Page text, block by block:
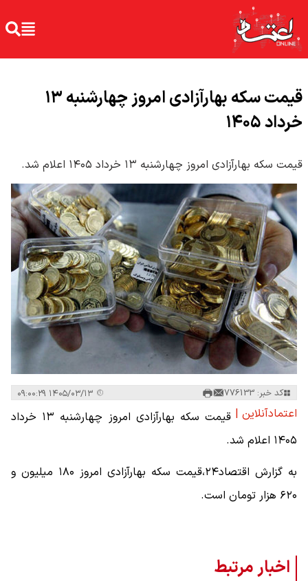
قیمت سکه بهارآزادی امروز چهارشنبه ۱۳
خرداد ۱۴۰۵
قیمت سکه بهارآزادی امروز چهارشنبه ۱۳ خرداد ۱۴۰۵ اعلام شد.
کد خبر: 776133
اعتمادآنلاین |
قیمت سکه بهارآزادی امروز چهارشنبه ۱۳ خرداد
۱۴۰۵ اعلام شد.
به گزارش اقتصاد۲۴،قیمت سکه بهارآزادی امروز ۱۸۰ میلیون و
۶۲۰ هزار تومان است.
اخبار مرتبط